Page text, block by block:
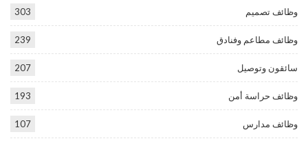
وظائف تصميم 303
وظائف مطاعم وفنادق 239
سائقون وتوصيل 207
وظائف حراسة أمن 193
وظائف مدارس 107